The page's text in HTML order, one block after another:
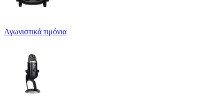
Αγωνιστικά τιμόνια